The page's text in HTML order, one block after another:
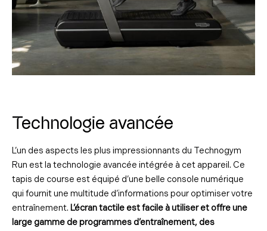
Technologie avancée
L’un des aspects les plus impressionnants du Technogym
Run est la technologie avancée intégrée à cet appareil. Ce
tapis de course est équipé d’une belle console numérique
qui fournit une multitude d’informations pour optimiser votre
entraînement. L’écran tactile est facile à utiliser et offre une
large gamme de programmes d’entraînement, des